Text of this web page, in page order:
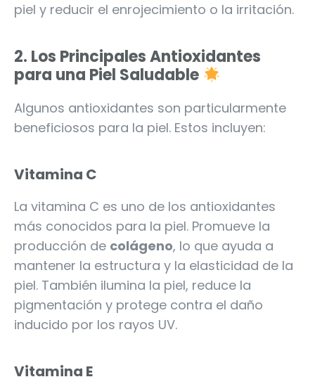
piel y reducir el enrojecimiento o la irritación.
2. Los Principales Antioxidantes
para una Piel Saludable
Algunos antioxidantes son particularmente
beneficiosos para la piel. Estos incluyen:
Vitamina C
La vitamina C es uno de los antioxidantes
más conocidos para la piel. Promueve la
producción de colágeno, lo que ayuda a
mantener la estructura y la elasticidad de la
piel. También ilumina la piel, reduce la
pigmentación y protege contra el daño
inducido por los rayos UV.
Vitamina E